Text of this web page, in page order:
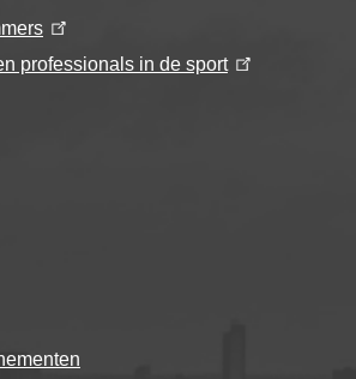
professionals in de sport